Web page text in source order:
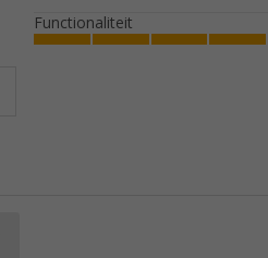
Functionaliteit